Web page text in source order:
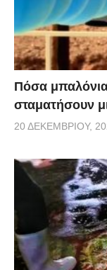
Πόσα μπαλόνια
σταματήσουν
20 ΔΕΚΕΜΒΡΊΟΥ,